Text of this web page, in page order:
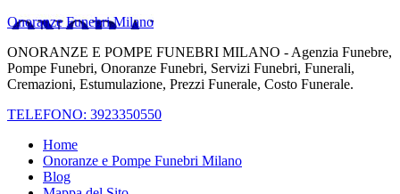
Onoranze Funebri Milano
ONORANZE E POMPE FUNEBRI MILANO - Agenzia Funebre,
Pompe Funebri, Onoranze Funebri, Servizi Funebri, Funerali,
Cremazioni, Estumulazione, Prezzi Funerale, Costo Funerale.
TELEFONO: 3923350550
Home
Onoranze e Pompe Funebri Milano
Blog